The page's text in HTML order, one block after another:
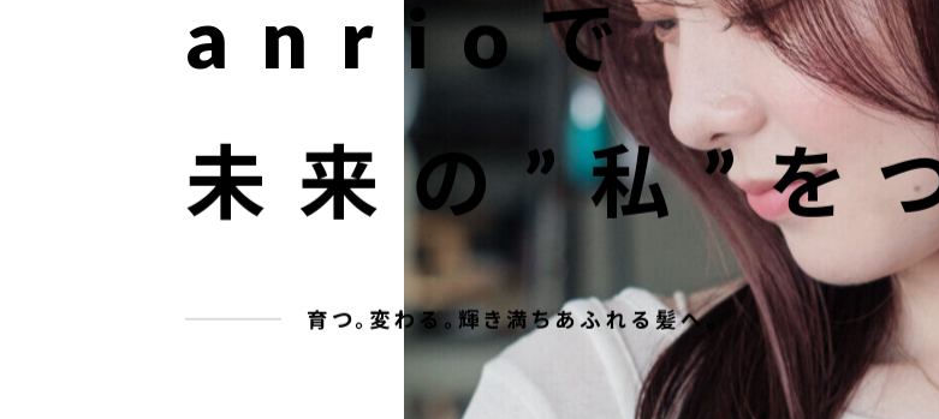
anrioで
未来の”私”を
育つ。変わる。輝き満ちあふれる髪へ。
STAFF〈anrio MAR〉
RECRUIT 求人・採用
ACCESS
098-943-5969
【an rio】営業時間 10:00～19:00（日月